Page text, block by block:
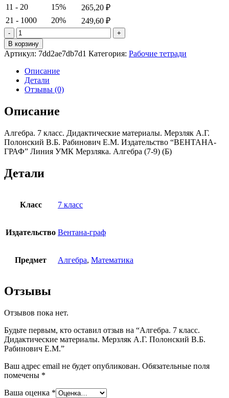
11 - 20
15% 265,20 ₽
21 - 1000
20% 249,60 ₽
Количество
товара
Алгебра.
7 класс.
Дидактические
материалы.
Мерзляк
А.Г.
В.Б.
Е.М.
В корзину
Артикул: 7dd2ae7db7d1 Категория: Рабочие тетради
Описание
Детали
Отзывы (0)
Описание
Алгебра. 7 класс. Дидактические материалы. Мерзляк А.Г.
Полонский В.Б. Рабинович Е.М. Издательство “ВЕНТАНА-
ГРАФ” Линия УМК Мерзляка. Алгебра (7-9) (Б)
Детали
Класс 7 класс
Издательство Вентана-граф
Предмет Алгебра, Математика
Отзывы
Отзывов пока нет.
Будьте первым, кто оставил отзыв на “Алгебра. 7 класс.
Дидактические материалы. Мерзляк А.Г. Полонский В.Б.
Рабинович Е.М.”
Ваш адрес email не будет опубликован. Обязательные поля
помечены *
Ваша оценка *